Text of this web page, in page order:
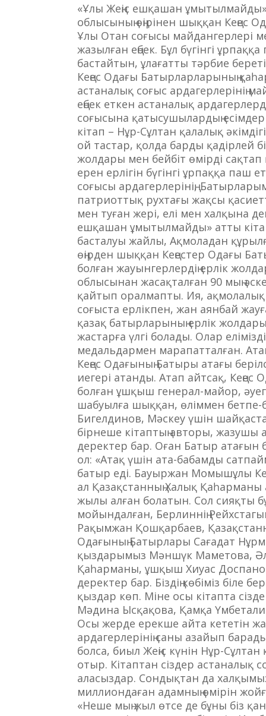
«Ұлы Жеңіс ешқашан
облысының өңірінен шыққан Кеңес
Ұлы Отан соғысы майдангерлері
жазылған еңбек. Бұл бүгінгі
бастайтын, ұлағатты тәрбие
Кеңес Одағы Батырларларының
астаналық соғыс
еңбек еткен астаналық
соғысына қатысушылардың
кітап – Нұр-Сұлтан қалалық
ой тастар, қолда барды қадірлей
жолдары мен бейбіт өмірді сақтап
ерен ерлігін бүгінгі ұрпаққа паш
соғысы ардагерлерінің,
патриоттық рухтағы жақсы
мен туған жері, елі мен халқына
ешқашан ұмытылмайды» атты
басталуы жайлы, Ақмоладан
өңірден шыққан Кеңестер Одағы
болған жауынгерлердің ерлік
облысынан жасақталған 90 мың
қайтып оралмапты. Ия, ақмолалық
соғыста ерлікпен, жан аянбай
қазақ батырларының ерлік
жастарға үлгі болады. Олар
медальдармен марапатталған.
Кеңес Одағының Батыры атағы
иегері атанды. Атап айтсақ,
болған ұшқыш генерал-майор,
шабуылға шыққан, өліммен
Бигелдинов, Мәскеу үшін
бірнеше кітаптың авторы,
деректер бар. Оған Батыр атағын
ол: «Атақ үшін ата-бабамды
батыр еді. Бауыржан Момышұлы
ал Қазақстанның Халық
жылы алған болатын. Сол сияқты
мойындалған, Берлиннің
Рақымжан Қошқарбаев,
Одағының Батырлары Сағадат
қыздарымыз Мәншүк Маметова,
Қаһарманы, ұшқыш Хиуас
деректер бар. Біздің көбіміз
қыздар көп. Міне осы кітапта
Мәдина Ысқақова, Қамқа
Осы жерде ерекше айта кететін
ардагерлерінің саны азайып
болса, биыл Жеңіс күнін Нұр-
отыр. Кітаптан сіздер астаналық
аласыздар. Сондықтан да
миллиондаған адамның өмірін
«Неше мың жыл өтсе де бұны біз